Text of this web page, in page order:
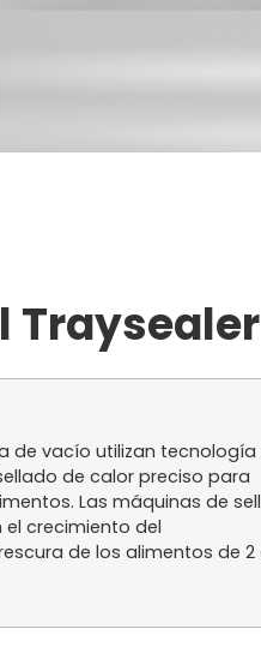
de vacío utilizan tecnología
de calor preciso para
Las máquinas de
el crecimiento del
de los alimentos de 2